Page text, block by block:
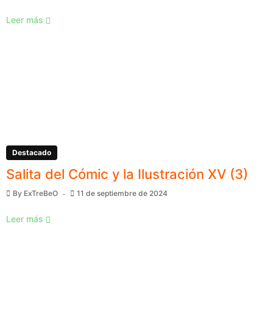
Leer más
Destacado
Salita del Cómic y la Ilustración XV (3)
By ExTreBeO 11 de septiembre de 2024
Leer más